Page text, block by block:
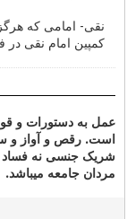
نقی- امامی که هرگز
کمپین امام نقی در
عمل به دستورات و
است. رقص و آواز و
شریک جنسی نه فساد
مردان جامعه میباشد.